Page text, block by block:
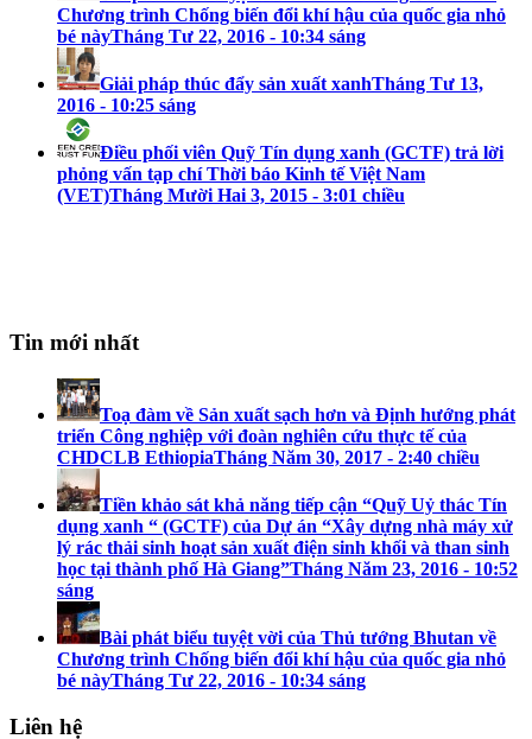
Chương trình Chống biến đổi khí hậu của quốc gia nhỏ
bé nàyTháng Tư 22, 2016 - 10:34 sáng
Giải pháp thúc đẩy sản xuất xanhTháng Tư 13,
2016 - 10:25 sáng
Điều phối viên Quỹ Tín dụng xanh (GCTF) trả lời
phỏng vấn tạp chí Thời báo Kinh tế Việt Nam
(VET)Tháng Mười Hai 3, 2015 - 3:01 chiều
Tin mới nhất
Toạ đàm về Sản xuất sạch hơn và Định hướng phát
triển Công nghiệp với đoàn nghiên cứu thực tế của
CHDCLB EthiopiaTháng Năm 30, 2017 - 2:40 chiều
Tiền khảo sát khả năng tiếp cận “Quỹ Uỷ thác Tín
dụng xanh “ (GCTF) của Dự án “Xây dựng nhà máy xử
lý rác thải sinh hoạt sản xuất điện sinh khối và than sinh
học tại thành phố Hà Giang”Tháng Năm 23, 2016 - 10:52
sáng
Bài phát biểu tuyệt vời của Thủ tướng Bhutan về
Chương trình Chống biến đổi khí hậu của quốc gia nhỏ
bé nàyTháng Tư 22, 2016 - 10:34 sáng
Liên hệ